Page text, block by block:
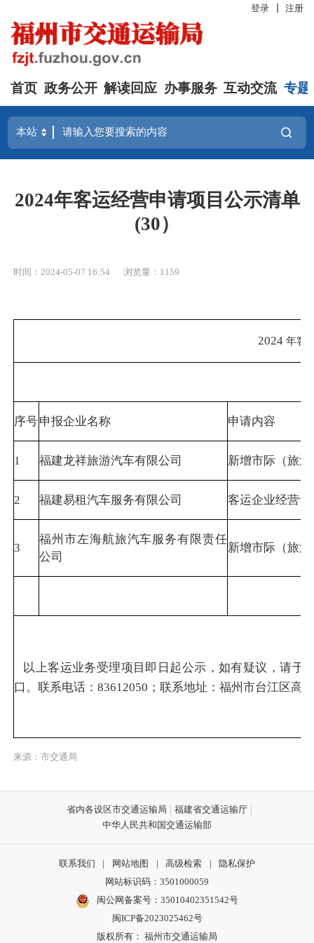
登录 注册
首页 政务公开 解读回应 办事服务 互动交流 专题
2024年客运经营申请项目公示清单
(30）
时间：2024-05-07 16:54 浏览量：1159
2024 年客
序号申报企业名称 申请内容
1 福建龙祥旅游汽车有限公司 新增市际（旅
2 福建易租汽车服务有限公司 客运企业经营许
3
福州市左海航旅汽车服务有限责任
公司
新增市际（旅
以上客运业务受理项目即日起公示，如有疑议，请
口。联系电话：83612050；联系地址：福州市台江区高
来源：市交通局
省内各设区市交通运输局
福建省交通运输厅
中华人民共和国交通运输部
联系我们 | 网站地图 | 高级检索 |
隐私保护
网站标识码：3501000059
闽公网备案号：35010402351542号
闽ICP备2023025462号
版权所有： 福州市交通运输局